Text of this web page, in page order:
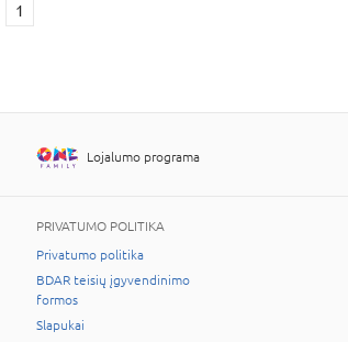
1
Lojalumo programa
PRIVATUMO POLITIKA
Privatumo politika
BDAR teisių įgyvendinimo
formos
Slapukai